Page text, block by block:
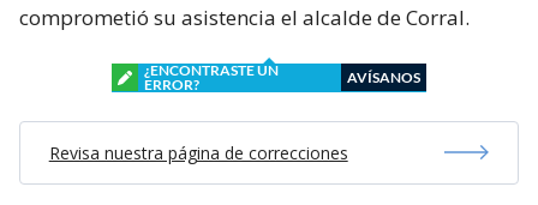
comprometió su asistencia el alcalde de Corral.
¿ENCONTRASTE UN
ERROR?
AVÍSANOS
Revisa nuestra página de correcciones